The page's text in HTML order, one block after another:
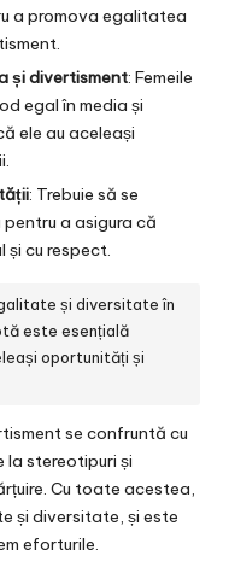
a promova egalitatea
și divertisment: Femeile
egal în media și
ele au aceleași
: Trebuie să se
a asigura că
și cu respect.
și diversitate în
este esențială
oportunități și
se confruntă cu
la stereotipuri și
Cu toate acestea,
și diversitate, și este
eforturile.